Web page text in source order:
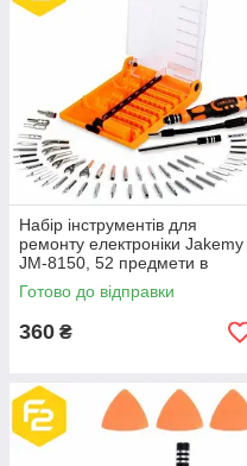
Набір інструментів для
ремонту електроніки Jakemy
JM-8150, 52 предмети в
кейсі.
Готово до відправки
360 ₴